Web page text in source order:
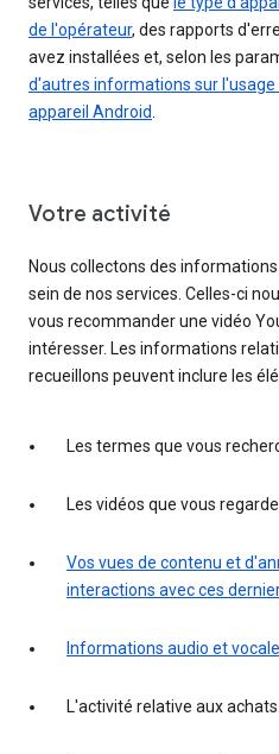
de l'opérateur, des rapports
avez installées et, selon les
d'autres informations sur
appareil Android.
Votre activité
Nous collectons des
sein de nos services. Celles-ci
vous recommander une vidéo
intéresser. Les informations
recueillons peuvent inclure les
Les termes que vous
Les vidéos que vous
Vos vues de contenu et
interactions avec ces
Informations audio et
L'activité relative aux achats.